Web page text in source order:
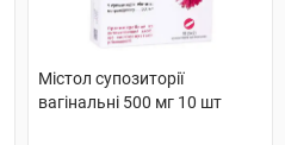
Містол супозиторії
вагінальні 500 мг 10 шт